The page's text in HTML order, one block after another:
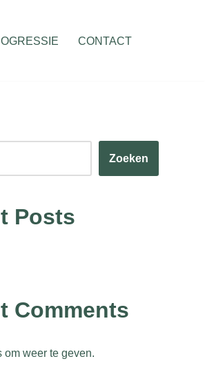
CONTACT
Zoeken
Posts
Comments
om weer te geven.